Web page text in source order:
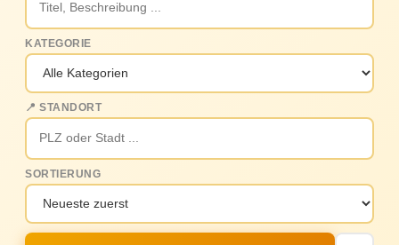
KATEGORIE
📍 STANDORT
SORTIERUNG